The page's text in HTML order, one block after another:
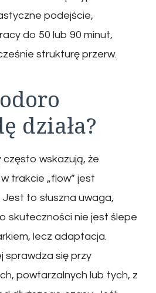
podejście,
do 50 lub 90 minut,
strukturę przerw.
działa?
wskazują, że
trakcie „flow” jest
to słuszna uwaga,
skuteczności nie jest ślepe
lecz adaptacja.
sprawdza się przy
powtarzalnych lub tych, z